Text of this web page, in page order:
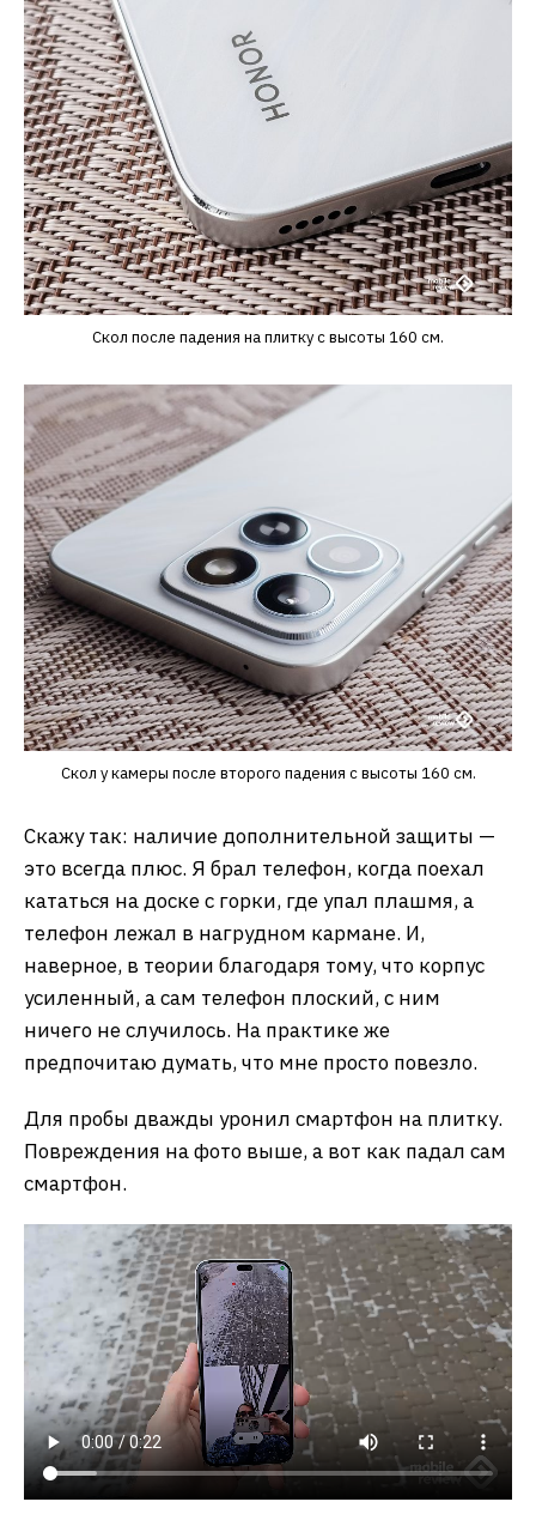
Скол после падения на плитку с высоты 160 см.
Скол у камеры после второго падения с высоты 160 см.
Скажу так: наличие дополнительной защиты —
это всегда плюс. Я брал телефон, когда поехал
кататься на доске с горки, где упал плашмя, а
телефон лежал в нагрудном кармане. И,
наверное, в теории благодаря тому, что корпус
усиленный, а сам телефон плоский, с ним
ничего не случилось. На практике же
предпочитаю думать, что мне просто повезло.
Для пробы дважды уронил смартфон на плитку.
Повреждения на фото выше, а вот как падал сам
смартфон.